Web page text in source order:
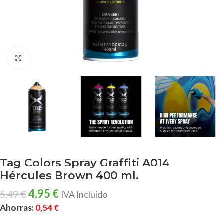
Clic para ampliar
Tag Colors Spray Graffiti A014
Hércules Brown 400 ml.
5,49€4,95 € IVA Incluido
Ahorras:0,54€